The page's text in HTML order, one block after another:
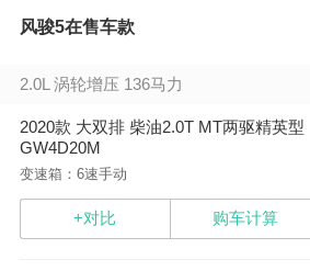
风骏5在售车款
2.0L 涡轮增压 136马力
2020款 大双排 柴油2.0T MT两驱精英型
GW4D20M
变速箱：6速手动
+对比 购车计算